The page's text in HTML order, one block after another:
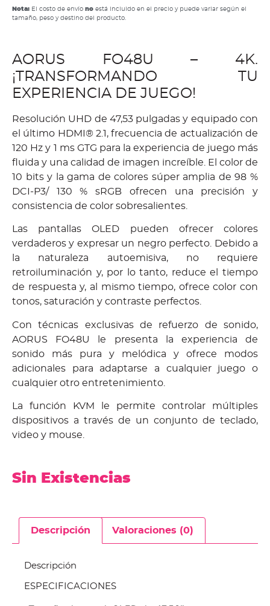
Nota: El costo de envío no está incluido en el precio y puede variar según el
tamaño, peso y destino del producto.
AORUS FO48U – 4K.
¡TRANSFORMANDO TU
EXPERIENCIA DE JUEGO!
Resolución UHD de 47,53 pulgadas y equipado con
el último HDMI® 2.1, frecuencia de actualización de
120 Hz y 1 ms GTG para la experiencia de juego más
fluida y una calidad de imagen increíble.
El color de
10 bits y la gama de colores súper amplia de 98 %
DCI-P3/ 130 % sRGB ofrecen una precisión y
consistencia de color sobresalientes.
Las pantallas OLED pueden ofrecer colores
verdaderos y expresar un negro perfecto.
Debido a
la naturaleza autoemisiva, no requiere
retroiluminación y, por lo tanto, reduce el tiempo
de respuesta y, al mismo tiempo, ofrece color con
tonos, saturación y contraste perfectos.
Con técnicas exclusivas de refuerzo de sonido,
AORUS FO48U le presenta la experiencia de
sonido más pura y melódica y ofrece modos
adicionales para adaptarse a cualquier juego o
cualquier otro entretenimiento.
La función KVM le permite controlar múltiples
dispositivos a través de un conjunto de teclado,
video y mouse.
Sin Existencias
Descripción Valoraciones (0)
Descripción
ESPECIFICACIONES